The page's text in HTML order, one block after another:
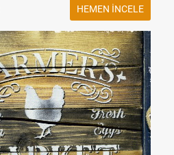
HEMEN INCELE